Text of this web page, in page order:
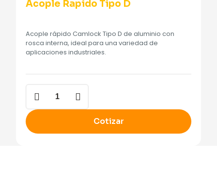
Acople Rapido Tipo D
Acople rápido Camlock Tipo D de aluminio con
rosca interna, ideal para una variedad de
aplicaciones industriales.
Acople
Rapido
Tipo
D
cantidad
Cotizar